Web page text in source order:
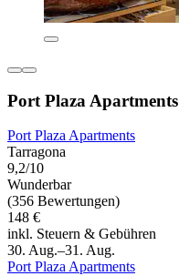
Port Plaza Apartments
Port Plaza Apartments
Tarragona
9,2/10
Wunderbar
(356 Bewertungen)
148 €
inkl. Steuern & Gebühren
30. Aug.–31. Aug.
Port Plaza Apartments